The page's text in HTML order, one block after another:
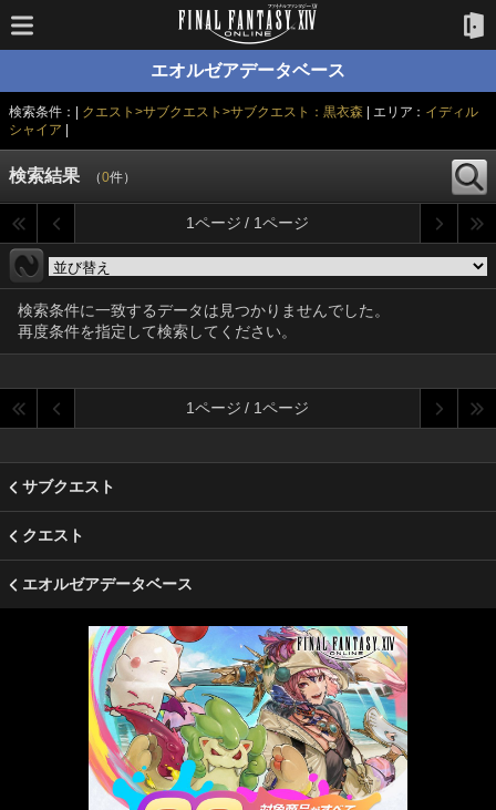
エオルゼアデータベース
検索条件：| クエスト>サブクエスト>サブクエスト：黒衣森 | エリア： イディル
シャイア
検索結果 （0件）
1ページ / 1ページ
検索条件に一致するデータは見つかりませんでした。
再度条件を指定して検索してください。
1ページ / 1ページ
サブクエスト
クエスト
エオルゼアデータベース